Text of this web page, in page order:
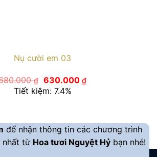
Nụ cười em 03
₫ Giá
gốc
là:
630.000 ₫Giá
hiện
Tiết kiệm: 7.4%
để nhận thông tin các chương trình
nhất từ Hoa tươi Nguyệt Hỷ bạn nhé!